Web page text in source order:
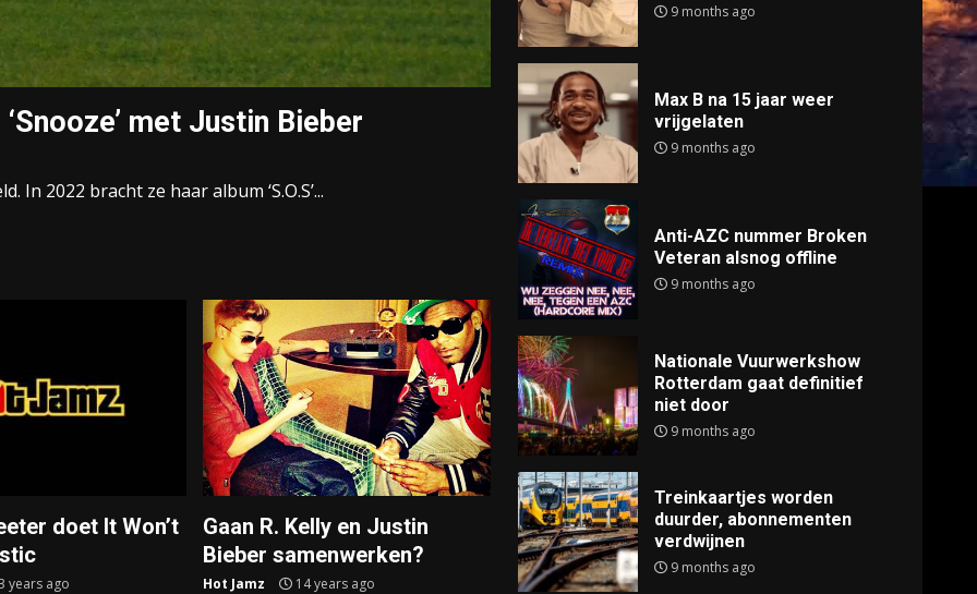
met Justin Bieber
2022 bracht ze haar album ‘S.O.S’...
doet It Won’t
years ago
Gaan R. Kelly en Justin
Bieber samenwerken?
Hot Jamz 14 years ago
9 months ago
Max B na 15 jaar weer
vrijgelaten
9 months ago
Anti-AZC nummer Broken
Veteran alsnog offline
9 months ago
Nationale Vuurwerkshow
Rotterdam gaat definitief
niet door
9 months ago
Treinkaartjes worden
duurder, abonnementen
verdwijnen
9 months ago